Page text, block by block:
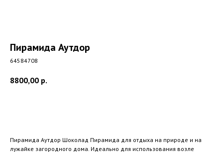
Пирамида Аутдор
64584708
8800,00 р.
Пирамида Аутдор Шоколад Пирамида для отдыха на природе и на
лужайке загородного дома. Идеально для использования возле